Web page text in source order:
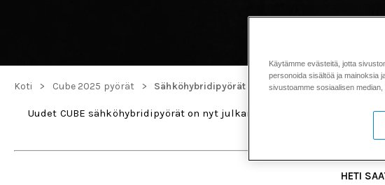
Koti > Cube 2025 pyörät > Sähköhybridipyörät
Uudet CUBE sähköhybridipyörät on nyt julkaistu! Tutustu pyörään
HETI
Käytämme evästeitä, jotta
personoida sisältöä ja mainoksia
sivustoamme sosiaalisen